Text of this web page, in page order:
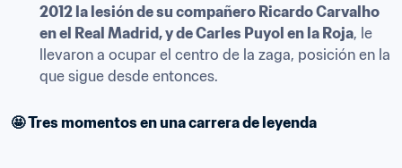
2012 la lesión de su compañero Ricardo Carvalho
en el Real Madrid, y de Carles Puyol en la Roja, le
llevaron a ocupar el centro de la zaga, posición en la
que sigue desde entonces.
🤩 Tres momentos en una carrera de leyenda